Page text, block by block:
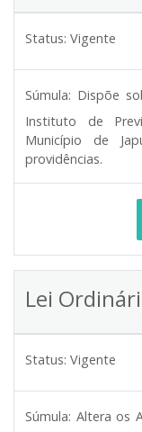
Status: Vigente
Súmula: Dispõe
Instituto de
Município de
providências.
Lei
Status: Vigente
Súmula: Altera os